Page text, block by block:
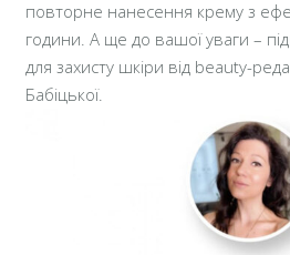
повторне нанесення крему з
години. А ще до вашої уваги –
для захисту шкіри від beauty-
Бабіцької.